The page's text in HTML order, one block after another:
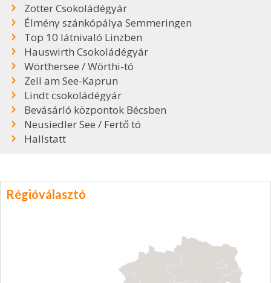
Zotter Csokoládégyár
Élmény szánkópálya Semmeringen
Top 10 látnivaló Linzben
Hauswirth Csokoládégyár
Wörthersee / Wörthi-tó
Zell am See-Kaprun
Lindt csokoládégyár
Bevásárló központok Bécsben
Neusiedler See / Fertő tó
Hallstatt
Régióválasztó